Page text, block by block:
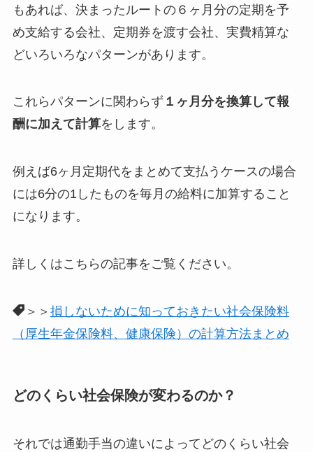
もあれば、決まったルートの６ヶ月分の定期を予
め支給する会社、定期券を渡す会社、実費精算な
どいろいろなパターンがあります。
これらパターンに関わらず １ヶ月分を換算して報
酬に加えて計算をします。
例えば6ヶ月定期代をまとめて支払うケースの場合
には6分の1したものを毎月の給料に加算すること
になります。
詳しくはこちらの記事をご覧ください。
＞＞ 損しないために知っておきたい社会保険料
（厚生年金保険料、健康保険）の計算方法まとめ
どのくらい社会保険が変わるのか？
それでは通勤手当の違いによってどのくらい社会